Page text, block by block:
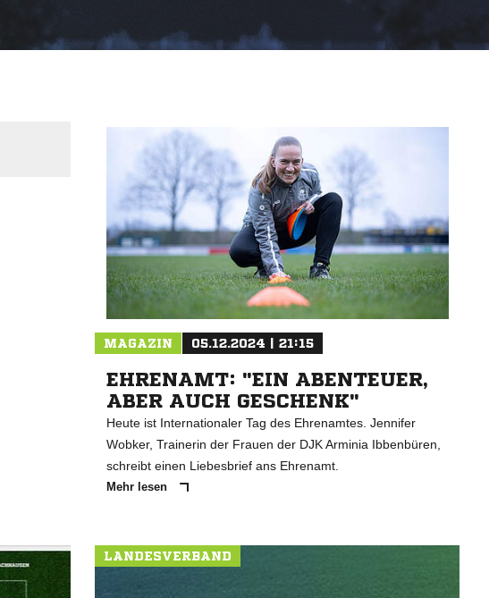
MAGAZIN 05.12.2024 | 21:15
EHRENAMT: "EIN ABENTEUER,
ABER AUCH GESCHENK"
Heute ist Internationaler Tag des Ehrenamtes. Jennifer
Wobker, Trainerin der Frauen der DJK Arminia Ibbenbüren,
schreibt einen Liebesbrief ans Ehrenamt.
Mehr lesen
LANDESVERBAND